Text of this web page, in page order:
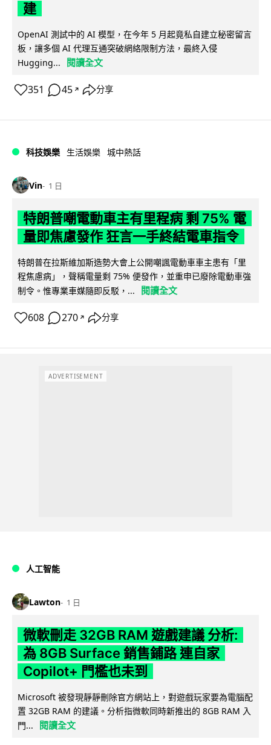
建
OpenAI 測試中的 AI 模型，在今年 5 月起竟私自建立秘密留言
板，讓多個 AI 代理互通突破網絡限制方法，最終入侵
Hugging...
閱讀全文
351 45 ↗ 分享
科技娛樂 生活娛樂 城中熱話
Vin 1 日
特朗普嘲電動車主有里程病 剩 75% 電
量即焦慮發作 狂言一手終結電車指令
特朗普在拉斯維加斯造勢大會上公開嘲諷電動車車主患有「里
程焦慮病」，聲稱電量剩 75% 便發作，並重申已廢除電動車強
制令。惟專業車媒隨即反駁，...
閱讀全文
608 270 ↗ 分享
ADVERTISEMENT
人工智能
Lawton 1 日
微軟刪走 32GB RAM 遊戲建議 分析:
為 8GB Surface 銷售鋪路 連自家
Copilot+ 門檻也未到
Microsoft 被發現靜靜刪除官方網站上，對遊戲玩家要為電腦配
置 32GB RAM 的建議。分析指微軟同時新推出的 8GB RAM 入
門...
閱讀全文